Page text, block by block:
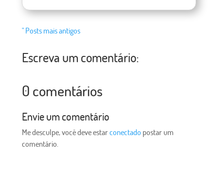
" Posts mais antigos
Escreva um comentário:
0 comentários
Envie um comentário
Me desculpe, você deve estarconectado postar um
comentário.